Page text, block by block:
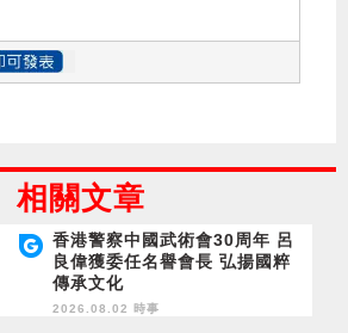
相關文章
香港警察中國武術會30周年 呂
良偉獲委任名譽會長 弘揚國粹
傳承文化
2026.08.02 時事